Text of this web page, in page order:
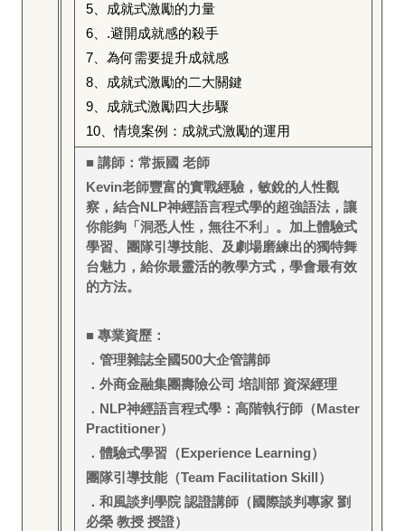
5 、成就式激勵的力量
6 、.避開成就感的殺手
7 、為何需要提升成就感
8 、成就式激勵的二大關鍵
9 、成就式激勵四大步驟
10 、情境案例：成就式激勵的運用
■ 講師：常振國 老師
Kevin老師豐富的實戰經驗，敏銳的人性觀
察，結合NLP神經語言程式學的超強語法，讓
你能夠「洞悉人性，無往不利」。加上體驗式
學習、團隊引導技能、及劇場磨練出的獨特舞
台魅力，給你最靈活的教學方式，學會最有效
的方法。
■ 專業資歷：
．管理雜誌全國500大企管講師
．外商金融集團壽險公司 培訓部 資深經理
．NLP神經語言程式學：高階執行師（Master
Practitioner）
．體驗式學習（Experience Learning）
團隊引導技能（Team Facilitation Skill）
．和風談判學院 認證講師（國際談判專家 劉
必榮 教授 授證）